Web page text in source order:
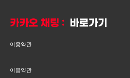
카카오 채팅 : 바로가기
이용약관
이용약관